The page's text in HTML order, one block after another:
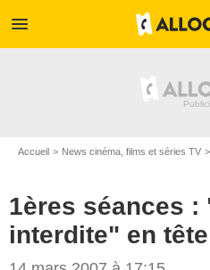
menu
Accueil News cinéma, films et séries TV
1ères séances :
interdite" en tête